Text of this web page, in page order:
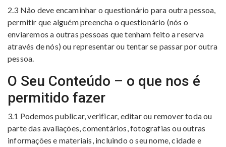
2.3 Não deve encaminhar o questionário para outra pessoa,
permitir que alguém preencha o questionário (nós o
enviaremos a outras pessoas que tenham feito a reserva
através de nós) ou representar ou tentar se passar por outra
pessoa.
O Seu Conteúdo – o que nos é
permitido fazer
3.1 Podemos publicar, verificar, editar ou remover toda ou
parte das avaliações, comentários, fotografias ou outras
informações e materiais, incluindo o seu nome, cidade e